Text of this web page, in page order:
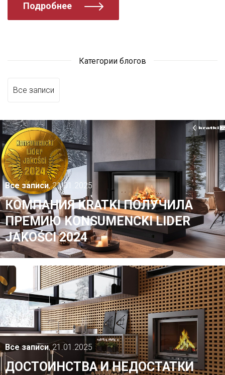
Подробнее
Категории блогов
Все записи
Все записи, 21.01.2025
КОМПАНИЯ KRATKI ПОЛУЧИЛА
ПРЕМИЮ KONSUMENCKI LIDER
JAKOŚCI 2024
Все записи, 21.01.2025
ДОСТОИНСТВА И НЕДОСТАТКИ